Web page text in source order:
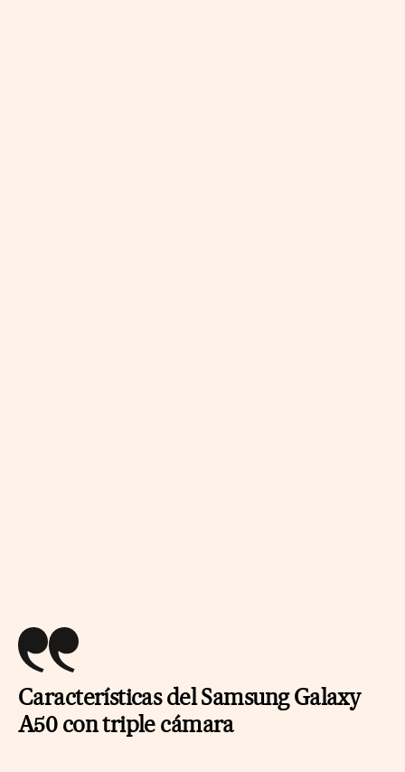
Características del Samsung Galaxy
A50 con triple cámara